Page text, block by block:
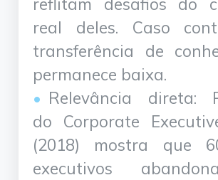
real deles. Caso
transferência de
permanece baixa.
Relevância direta:
do Corporate
(2018) mostra que
executivos